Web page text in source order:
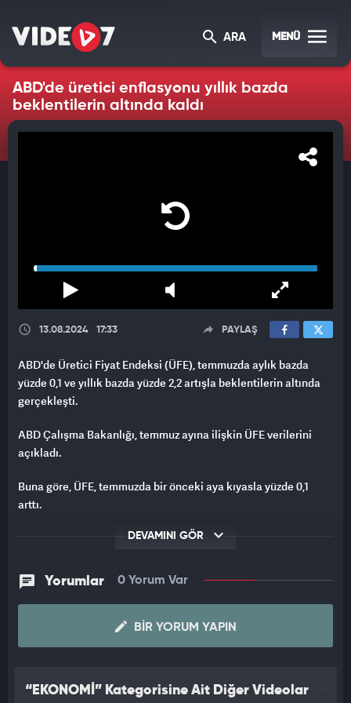
ARA MENÜ
ABD'de üretici enflasyonu yıllık bazda
beklentilerin altında kaldı
13.08.2024 17:33 PAYLAŞ
ABD'de Üretici Fiyat Endeksi (ÜFE), temmuzda aylık bazda
yüzde 0,1 ve yıllık bazda yüzde 2,2 artışla beklentilerin altında
gerçekleşti.
ABD Çalışma Bakanlığı, temmuz ayına ilişkin ÜFE verilerini
açıkladı.
Buna göre, ÜFE, temmuzda bir önceki aya kıyasla yüzde 0,1
arttı.
Piyasa beklentisi, üretici fiyatlarının aylık bazda haziranda
Üretici fiyatlarında yıllık bazdaki artış ise temmuzda yüzde 2,2
oldu.
Değişken gıda ve enerji fiyatlarını içermeyen çekirdek ÜFE de
DEVAMINI GÖR
Yorumlar 0 Yorum Var
BIR YORUM YAPIN
“EKONOMİ” Kategorisine Ait Diğer Videolar